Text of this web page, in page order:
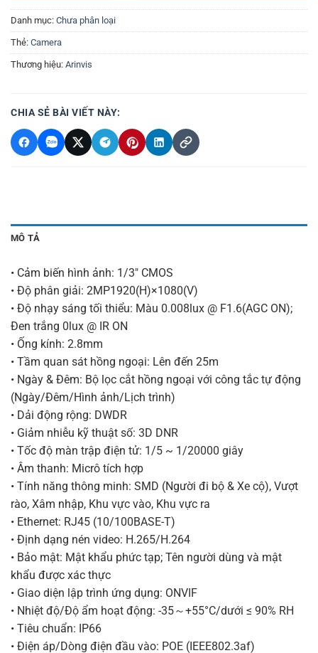
Danh mục: Chưa phân loại
Thẻ: Camera
Thương hiệu: Arinvis
CHIA SẺ BÀI VIẾT NÀY:
MÔ TẢ
• Cảm biến hình ảnh: 1/3″ CMOS
• Độ phân giải: 2MP1920(H)×1080(V)
• Độ nhạy sáng tối thiểu: Màu 0.008lux @ F1.6(AGC ON);
Đen trắng 0lux @ IR ON
• Ống kính: 2.8mm
• Tầm quan sát hồng ngoại: Lên đến 25m
• Ngày & Đêm: Bộ lọc cắt hồng ngoại với công tắc tự động
(Ngày/Đêm/Hình ảnh/Lịch trình)
• Dải động rộng: DWDR
• Giảm nhiễu kỹ thuật số: 3D DNR
• Tốc độ màn trập điện tử: 1/5 ~ 1/20000 giây
• Âm thanh: Micrô tích hợp
• Tính năng thông minh: SMD (Người đi bộ & Xe cộ), Vượt
rào, Xâm nhập, Khu vực vào, Khu vực ra
• Ethernet: RJ45 (10/100BASE-T)
• Định dạng nén video: H.265/H.264
• Bảo mật: Mật khẩu phức tạp; Tên người dùng và mật
khẩu được xác thực
• Giao diện lập trình ứng dụng: ONVIF
• Nhiệt độ/Độ ẩm hoạt động: -35～+55°C/dưới ≤ 90% RH
• Tiêu chuẩn: IP66
• Điện áp/Dòng điện đầu vào: POE (IEEE802.3af)